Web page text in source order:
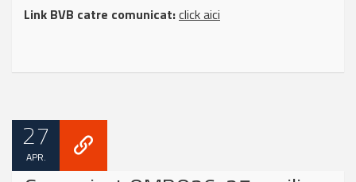
Link BVB catre comunicat:click aici
27
APR.